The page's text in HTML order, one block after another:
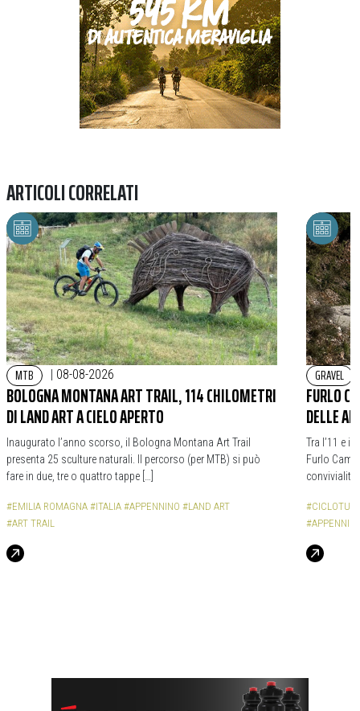
ARTICOLI CORRELATI
MTB | 08-08-2026
BOLOGNA MONTANA ART TRAIL, 114 CHILOMETRI
DI LAND ART A CIELO APERTO
Inaugurato l’anno scorso, il Bologna Montana Art Trail
presenta 25 sculture naturali. Il percorso (per MTB) si può
fare in due, tre o quattro tappe […]
#EMILIA ROMAGNA #ITALIA #APPENNINO #LAND ART
#ART TRAIL
GRAVEL
FURLO
DELLE
Tra l’11 e il
Furlo
convivialità